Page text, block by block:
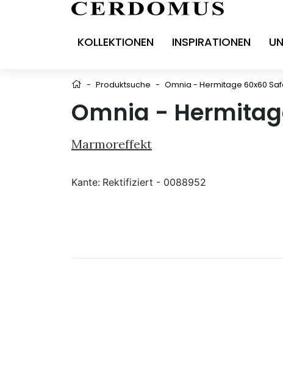
KOLLEKTIONEN INSPIRATIONEN
- Produktsuche - Omnia - Hermitage 60x60
Omnia -
Marmoreffekt
Kante: Rektifiziert - 0088952